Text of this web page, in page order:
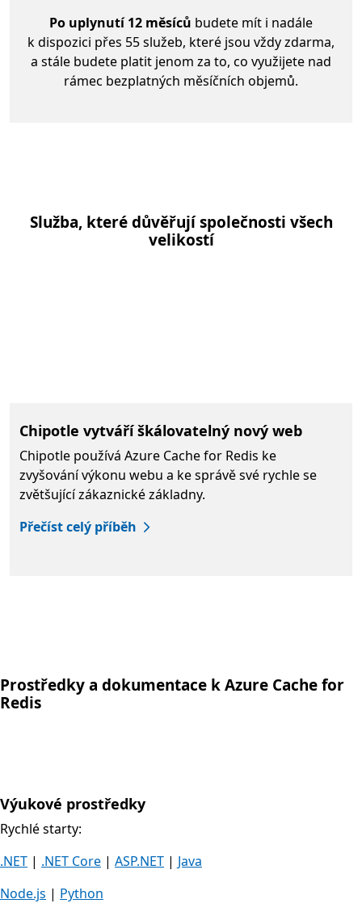
Po uplynutí 12 měsíců budete mít i nadále
k dispozici přes 55 služeb, které jsou vždy zdarma,
a stále budete platit jenom za to, co využijete nad
rámec bezplatných měsíčních objemů.
Služba, které důvěřují společnosti všech
velikostí
Chipotle vytváří škálovatelný nový web
Chipotle používá Azure Cache for Redis ke
zvyšování výkonu webu a ke správě své rychle se
zvětšující zákaznické základny.
Přečíst celý příběh
Prostředky a dokumentace k Azure Cache for
Redis
Výukové prostředky
Rychlé starty:
.NET | .NET Core | ASP.NET | Java
Node.js | Python